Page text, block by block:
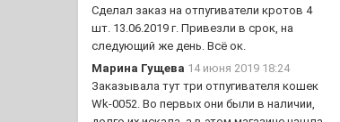
Сделал заказ на отпугиватели кротов 4
шт. 13.06.2019 г. Привезли в срок, на
следующий же день. Всё ок.
Марина Гущева 14 июня 2019 18:24
Заказывала тут три отпугивателя кошек
Wk-0052. Во первых они были в наличии,